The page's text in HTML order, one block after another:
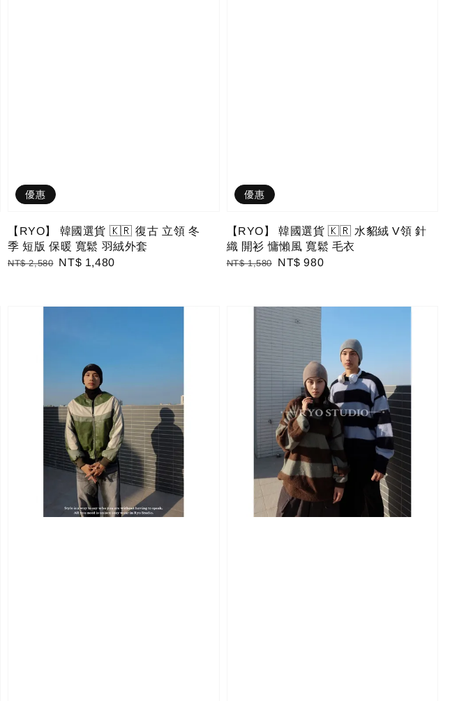
優惠
【RYO】 韓國選貨 🇰🇷 復古 立領 冬
季 短版 保暖 寬鬆 羽絨外套
Regular
NT$ 2,580 Sale
NT$ 1,480
優惠
【RYO】 韓國選貨 🇰🇷 水貂絨 V領 針
織 開衫 慵懶風 寬鬆 毛衣
Regular
NT$ 1,580
Sale
NT$ 980